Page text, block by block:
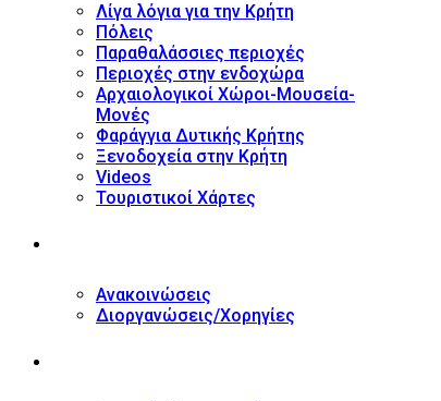
Λίγα λόγια για την Κρήτη
Πόλεις
Παραθαλάσσιες περιοχές
Περιοχές στην ενδοχώρα
Αρχαιολογικοί Χώροι-Μουσεία-
Μονές
Φαράγγια Δυτικής Κρήτης
Ξενοδοχεία στην Κρήτη
Videos
Τουριστικοί Χάρτες
Ανακοινώσεις
Διοργανώσεις/Χορηγίες